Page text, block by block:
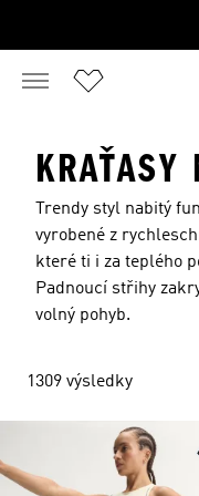
KRAŤASY
Trendy styl nabitý
vyrobené z
které ti i za teplého
Padnoucí střihy
volný pohyb.
1309 výsledky